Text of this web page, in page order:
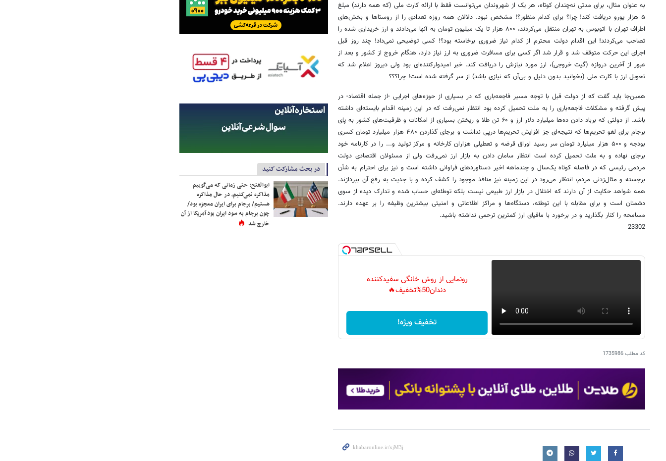
به عنوان مثال، برای مدتی نه‌چندان کوتاه، هر یک از شهروندان می‌توانست فقط با ارائه کارت ملی (که همه دارند) مبلغ
۵ هزار یورو دریافت کند! چرا؟ برای کدام منظور؟! مشخص نبود. دلالان همه روزه تعدادی را از روستاها و بخش‌های
اطراف تهران با اتوبوس به تهران منتقل می‌کردند، ۸۰۰ هزار تا یک میلیون تومان به آنها می‌دادند و ارز خریداری شده را
تصاحب می‌کردند! این اقدام دولت محترم از کدام نیاز ضروری برخاسته بود؟! کسی توضیحی نمی‌داد! چند روز قبل
اجرای این حرکت متوقف شد و قرار شد اگر کسی برای مسافرت ضروری به ارز نیاز دارد، هنگام خروج از کشور و بعد از
عبور از آخرین دروازه (گیت‌ خروجی)، ارز مورد نیازش را دریافت کند. خبر امیدوارکننده‌ای بود ولی دیروز اعلام شد که
تحویل ارز با کارت ملی (بخوانید بدون دلیل و بی‌آن که نیازی باشد) از سر گرفته شده است! چرا؟؟؟
همین‌جا باید گفت که از دولت قبل با توجه مسیر فاجعه‌باری که در بسیاری از حوزه‌های اجرایی -از جمله اقتصاد- در
پیش گرفته و مشکلات فاجعه‌باری را به ملت تحمیل کرده بود انتظار نمی‌رفت که در این زمینه اقدام بایسته‌ای داشته
باشد. از دولتی که برباد دادن ده‌ها میلیارد دلار ارز و ۶۰ تن طلا و ریختن بسیاری از امکانات و ظرفیت‌های کشور به پای
برجام برای لغو تحریم‌ها که نتیجه‌ای جز افزایش تحریم‌ها درپی نداشت و برجای گذاردن ۴۸۰ هزار میلیارد تومان کسری
بودجه و ۵۰۰ هزار میلیارد تومان سر رسید اوراق قرضه و تعطیلی هزاران کارخانه و مرکز تولید و... را در کارنامه خود
برجای نهاده و به ملت تحمیل کرده است انتظار سامان دادن به بازار ارز نمی‌رفت ولی از مسئولان اقتصادی دولت
مردمی رئیسی که در فاصله کوتاه یک‌سال و چندماهه اخیر دستاوردهای فراوانی داشته است و نیز برای احترام به شأن
برجسته و مثال‌زدنی مردم، انتظار می‌رود در این زمینه نیز منافذ موجود را کشف کرده و با جدیت به رفع آن بپردازند.
همه شواهد حکایت از آن دارند که اختلال در بازار ارز طبیعی نیست بلکه توطئه‌ای حساب شده و تدارک دیده از سوی
دشمنان است و برای مقابله با این توطئه، دستگاه‌ها و مراکز اطلاعاتی و امنیتی بیشترین وظیفه را بر عهده‌ دارند.
مسامحه را کنار بگذارید و در برخورد با مافیای ارز کمترین ترحمی نداشته باشید.
23302
رونمایی از روش خانگی سفیدکننده
دندان50%تخفیف🔥
تخفیف ویژه!
کد مطلب1735986
در بحث مشارکت کنید
ابوالفتح: حتی زمانی که می‌گوییم
مذاکره نمی‌کنیم، در حال مذاکره
هستیم/ برجام برای ایران معجزه بود/
چون برجام به سود ایران بود آمریکا از آن
خارج شد